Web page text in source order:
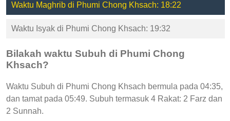
Waktu Maghrib di Phumi Chong Khsach: 18:22
Waktu Isyak di Phumi Chong Khsach: 19:32
Bilakah waktu Subuh di Phumi Chong
Khsach?
Waktu Subuh di Phumi Chong Khsach bermula pada 04:35,
dan tamat pada 05:49. Subuh termasuk 4 Rakat: 2 Farz dan
2 Sunnah.